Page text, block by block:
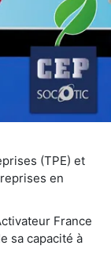
(TPE) et
en
France
sa capacité à